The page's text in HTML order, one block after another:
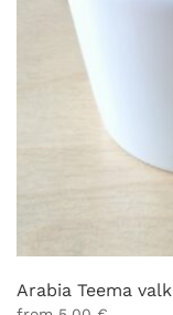
Arabia Teema